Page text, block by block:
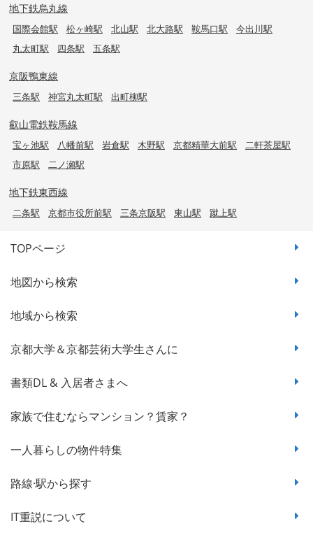
地下鉄烏丸線
国際会館駅 松ヶ崎駅 北山駅 北大路駅 鞍馬口駅
今出川駅
丸太町駅
四条駅 五条駅
京阪鴨東線
三条駅 神宮丸太町駅 出町柳駅
叡山電鉄鞍馬線
宝ヶ池駅 八幡前駅 岩倉駅 木野駅 京都精華大前駅
二軒茶屋駅
市原駅
二ノ瀬駅
地下鉄東西線
二条駅 京都市役所前駅 三条京阪駅 東山駅 蹴上駅
TOPページ
地図から検索
地域から検索
京都大学＆京都芸術大学生さんに
書類DL & 入居者さまへ
家族で住むならマンション？賃家？
一人暮らしの物件特集
路線·駅から探す
IT重説について